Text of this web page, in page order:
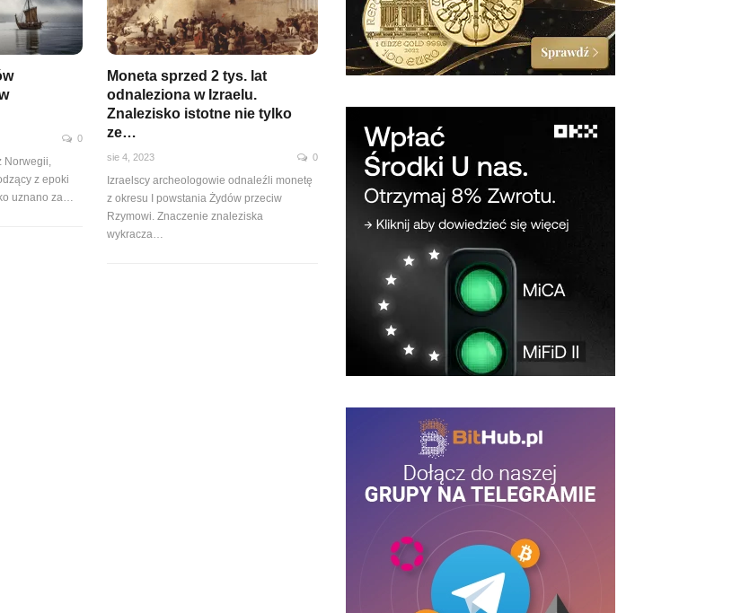
0
Norwegii,
z epoki
uznano za…
Moneta sprzed 2 tys. lat
odnaleziona w Izraelu.
Znalezisko istotne nie tylko
ze…
sie 4, 2023 0
Izraelscy archeologowie odnaleźli monetę
z okresu I powstania Żydów przeciw
Rzymowi. Znaczenie znaleziska
wykracza…